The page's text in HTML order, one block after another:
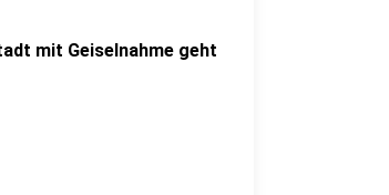
mit Geiselnahme geht